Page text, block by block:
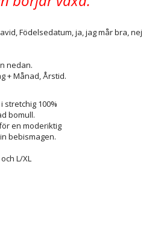
Födelsedatum, ja, jag mår bra, nej
nedan.
+ Månad, Årstid.
100%
bomull.
en moderiktig
bebismagen.
L/XL